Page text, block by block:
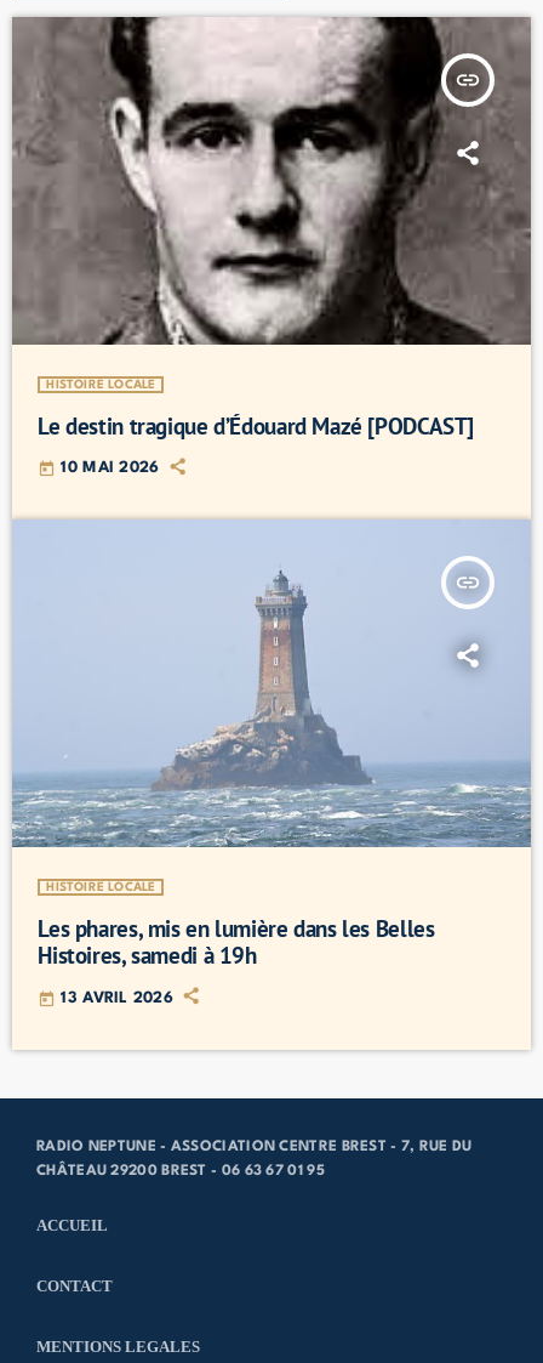
insert_link
HISTOIRE LOCALE
Le destin tragique d’Édouard Mazé [PODCAST]
today 10 MAI 2026
insert_link
HISTOIRE LOCALE
Les phares, mis en lumière dans les Belles
Histoires, samedi à 19h
today 13 AVRIL 2026
RADIO NEPTUNE - ASSOCIATION CENTRE BREST - 7, RUE DU
CHÂTEAU 29200 BREST - 06 63 67 01 95
ACCUEIL
CONTACT
MENTIONS LEGALES